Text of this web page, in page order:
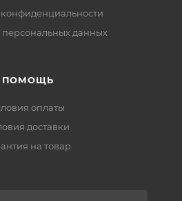
данных
ПОМОЩЬ
оплаты
доставки
на товар